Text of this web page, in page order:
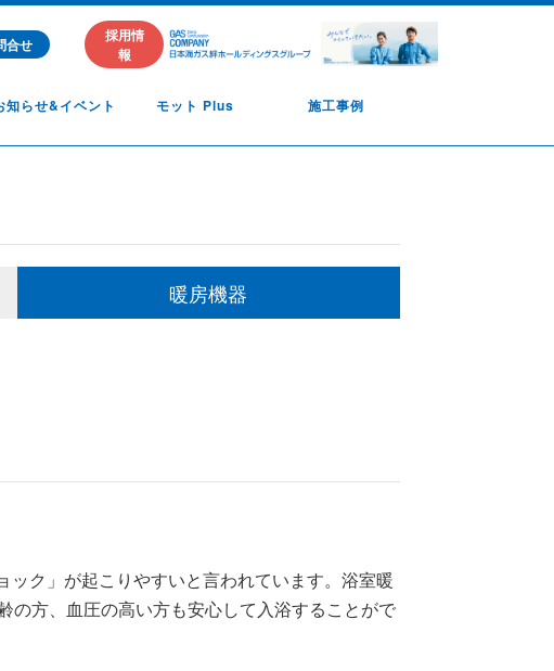
合せ
採用情
報
知らせ&イベント モット Plus 施工事例
暖房機器
ク」が起こりやすいと言われています。浴室暖
の方、血圧の高い方も安心して入浴することがで